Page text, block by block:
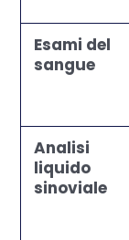
Esami del
sangue
Analisi
liquido
sinoviale